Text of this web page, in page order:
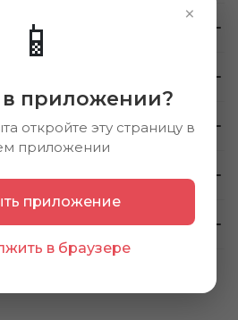
×
📱
приложении?
откройте эту страницу в
приложении
приложение
в браузере